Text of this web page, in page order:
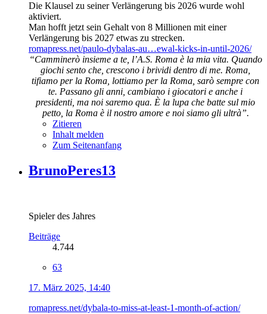
Die Klausel zu seiner Verlängerung bis 2026 wurde wohl
aktiviert.
Man hofft jetzt sein Gehalt von 8 Millionen mit einer
Verlängerung bis 2027 etwas zu strecken.
romapress.net/paulo-dybalas-au…ewal-kicks-in-until-2026/
“Camminerò insieme a te, l’A.S. Roma è la mia vita. Quando
giochi sento che, crescono i brividi dentro di me. Roma,
tifiamo per la Roma, lottiamo per la Roma, sarò sempre con
te. Passano gli anni, cambiano i giocatori e anche i
presidenti, ma noi saremo qua. È la lupa che batte sul mio
petto, la Roma è il nostro amore e noi siamo gli ultrà”.
Zitieren
Inhalt melden
Zum Seitenanfang
BrunoPeres13
Spieler des Jahres
Beiträge
4.744
63
17. März 2025, 14:40
romapress.net/dybala-to-miss-at-least-1-month-of-action/